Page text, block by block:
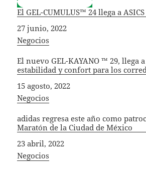
El GEL-CUMULUS™ 24 llega a
Fecha
27 junio, 2022
In relation to
Negocios
El nuevo GEL-KAYANO ™ 29, llega
estabilidad y confort para los
Fecha
15 agosto, 2022
In relation to
Negocios
adidas regresa este año como
Maratón de la Ciudad de México
Fecha
23 abril, 2022
In relation to
Negocios